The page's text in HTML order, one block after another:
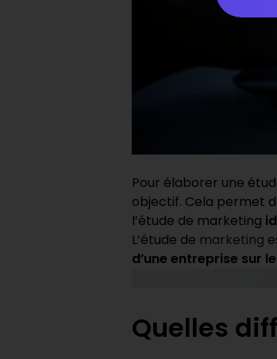
Pour élaborer une
objectif. Cela permet
l’étude de marketing
L’étude de marketing
d’une entreprise sur
Quelles